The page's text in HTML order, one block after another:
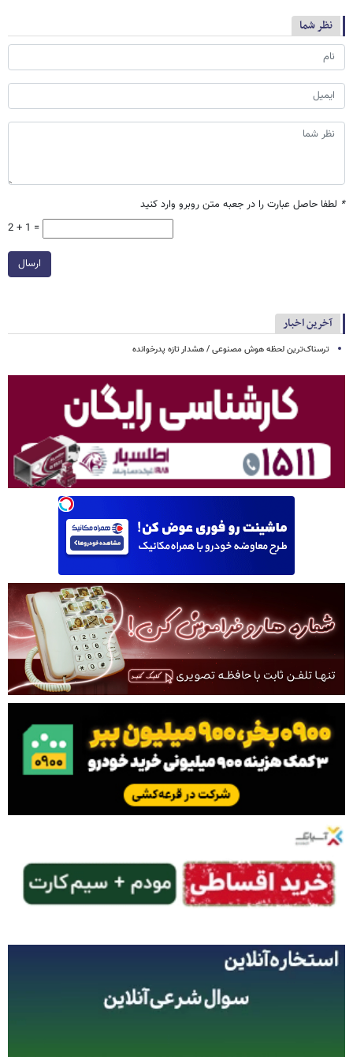
نظر شما
* لطفا حاصل عبارت را در جعبه متن روبرو وارد کنید
2 + 1 =
ارسال
آخرین اخبار
ترسناک‌ترین لحظه هوش مصنوعی / هشدار تازه پدرخوانده